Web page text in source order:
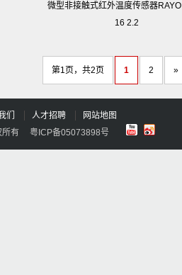
微型非接触式红外温度传感器
16 2.2
第1页，共2页 1 2 »
们 人才招聘
网站地图
权所有粤ICP备05073898号